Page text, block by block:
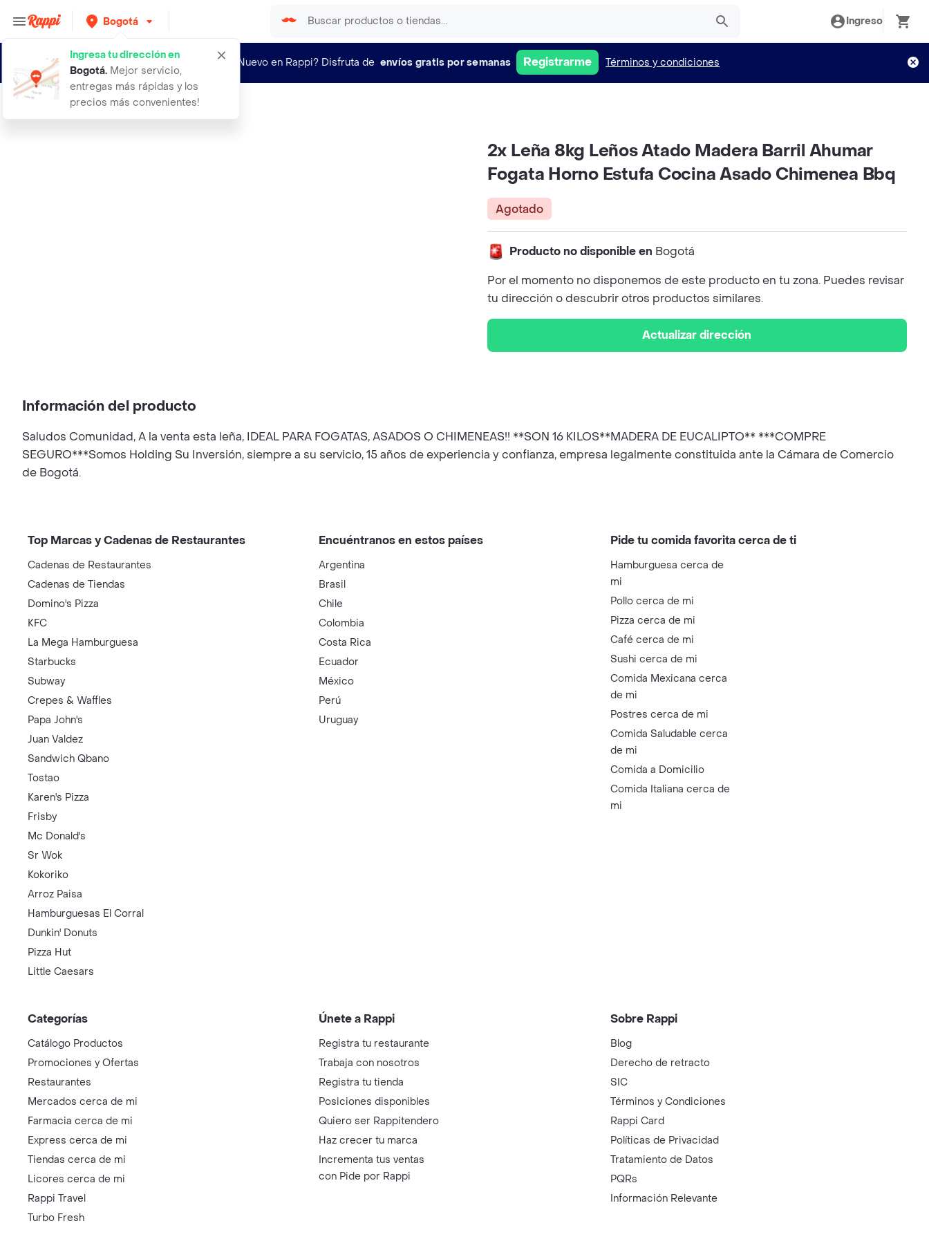
Bogotá
Ingresa tu dirección en
Bogotá. Mejor servicio,
entregas más rápidas y los
precios más convenientes!
Ingreso
¿Nuevo en Rappi? Disfruta de envíos gratis por semanas Registrarme Términos y condiciones
2x lena 8kg lenos atado madera barr
2x Leña 8kg Leños Atado Madera Barril Ahumar
Fogata Horno Estufa Cocina Asado Chimenea Bbq
Agotado
Producto no disponible en Bogotá
Por el momento no disponemos de este producto en tu zona. Puedes revisar
tu dirección o descubrir otros productos similares.
Actualizar dirección
Información del producto
Saludos Comunidad, A la venta esta leña, IDEAL PARA FOGATAS, ASADOS O CHIMENEAS!! **SON 16 KILOS**MADERA DE EUCALIPTO** ***COMPRE
SEGURO***Somos Holding Su Inversión, siempre a su servicio, 15 años de experiencia y confianza, empresa legalmente constituida ante la Cámara de Comercio
de Bogotá.
Top Marcas y Cadenas de Restaurantes
Cadenas de Restaurantes
Cadenas de Tiendas
Domino's Pizza
KFC
La Mega Hamburguesa
Starbucks
Subway
Crepes & Waffles
Papa John's
Juan Valdez
Sandwich Qbano
Tostao
Karen's Pizza
Frisby
Mc Donald's
Sr Wok
Kokoriko
Arroz Paisa
Hamburguesas El Corral
Dunkin' Donuts
Pizza Hut
Little Caesars
Encuéntranos en estos países
Argentina
Brasil
Chile
Colombia
Costa Rica
Ecuador
México
Perú
Uruguay
Pide tu comida favorita cerca de ti
Hamburguesa cerca de
mi
Pollo cerca de mi
Pizza cerca de mi
Café cerca de mi
Sushi cerca de mi
Comida Mexicana cerca
de mi
Postres cerca de mi
Comida Saludable cerca
de mi
Comida a Domicilio
Comida Italiana cerca de
mi
Categorías
Catálogo Productos
Promociones y Ofertas
Restaurantes
Mercados cerca de mi
Farmacia cerca de mi
Express cerca de mi
Tiendas cerca de mi
Licores cerca de mi
Rappi Travel
Turbo Fresh
Únete a Rappi
Registra tu restaurante
Trabaja con nosotros
Registra tu tienda
Posiciones disponibles
Quiero ser Rappitendero
Haz crecer tu marca
Incrementa tus ventas
con Pide por Rappi
Sobre Rappi
Blog
Derecho de retracto
SIC
Términos y Condiciones
Rappi Card
Políticas de Privacidad
Tratamiento de Datos
PQRs
Información Relevante